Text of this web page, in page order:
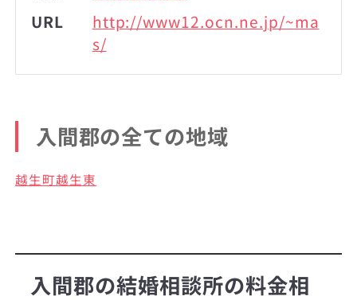
URL
http://www12.ocn.ne.jp/~ma
s/
入間郡の全ての地域
越生町越生東
入間郡の結婚相談所の料金相